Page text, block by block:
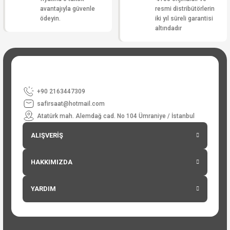
avantajıyla güvenle
ödeyin.
resmi distribütörlerin
iki yıl süreli garantisi
altındadır
+90 2163447309
safirsaat@hotmail.com
Atatürk mah. Alemdağ cad. No 104 Ümraniye / İstanbul
ALIŞVERİŞ
HAKKIMIZDA
YARDIM